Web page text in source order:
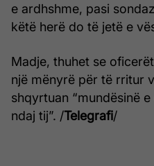
e ardhshme, pasi
këtë herë do të jetë e
Madje, thuhet se
një mënyrë për të rritur
shqyrtuan “mundësinë
ndaj tij”. /Telegrafi/